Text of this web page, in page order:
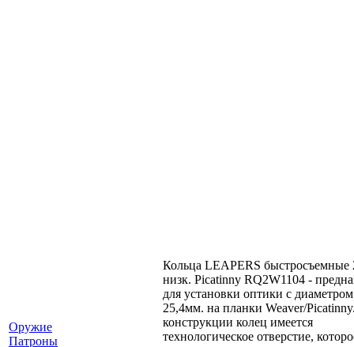
Оружие
Патроны
Кольца LEAPERS быстросъемные
низк. Picatinny RQ2W1104 -
для установки оптики с
25,4мм. на планки Weaver/
конструкции колец имеется
технологическое отверстие,